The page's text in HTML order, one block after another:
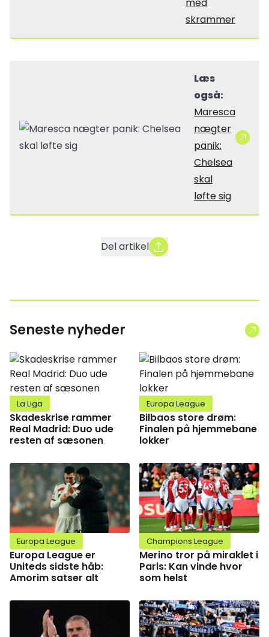
skrammer
Læs
også:
Maresca
nægter
panik:
Chelsea
skal
løfte sig
Del artikel
Seneste nyheder
La Liga
Skadeskrise rammer
Real Madrid: Duo ude
resten af sæsonen
Europa League
Bilbaos store drøm:
Finalen på hjemmebane
lokker
Europa League
Europa League er
Uniteds sidste håb:
Amorim satser alt
Champions League
Merino tror på miraklet i
Paris: Kan vinde hvor
som helst